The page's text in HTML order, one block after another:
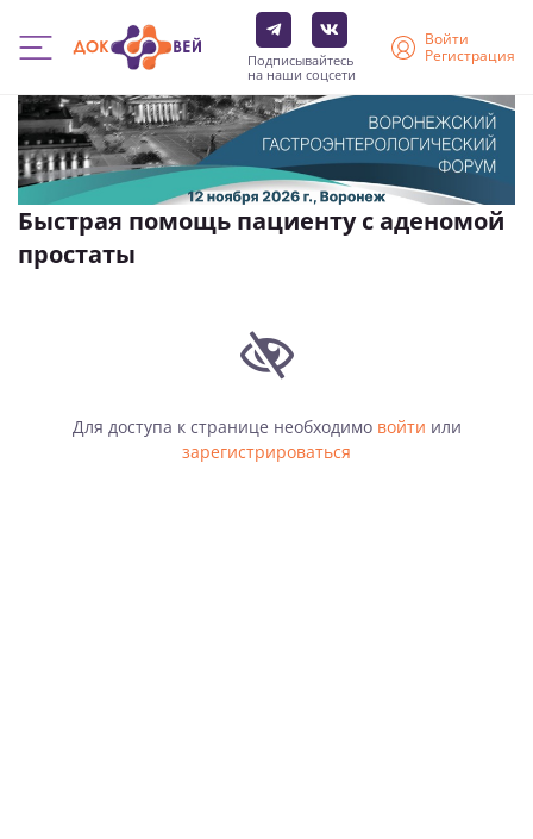
Перейти
основному
содержанию
Подписывайтесь
на наши соцсети
Войти
Регистрация
Быстрая помощь пациенту с аденомой
простаты
Для доступа к странице необходимо войти или
зарегистрироваться